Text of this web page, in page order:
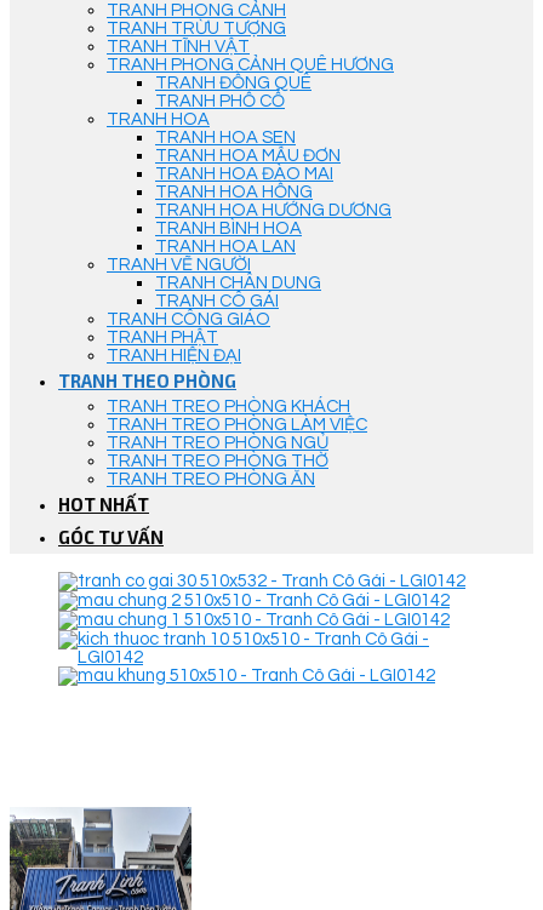
TRANH PHONG CẢNH
TRANH TRỪU TƯỢNG
TRANH TĨNH VẬT
TRANH PHONG CẢNH QUÊ HƯƠNG
TRANH ĐỒNG QUÊ
TRANH PHỐ CỔ
TRANH HOA
TRANH HOA SEN
TRANH HOA MẪU ĐƠN
TRANH HOA ĐÀO MAI
TRANH HOA HỒNG
TRANH HOA HƯỚNG DƯƠNG
TRANH BÌNH HOA
TRANH HOA LAN
TRANH VẼ NGƯỜI
TRANH CHÂN DUNG
TRANH CÔ GÁI
TRANH CÔNG GIÁO
TRANH PHẬT
TRANH HIỆN ĐẠI
TRANH THEO PHÒNG
TRANH TREO PHÒNG KHÁCH
TRANH TREO PHÒNG LÀM VIỆC
TRANH TREO PHÒNG NGỦ
TRANH TREO PHÒNG THỜ
TRANH TREO PHÒNG ĂN
HOT NHẤT
GÓC TƯ VẤN